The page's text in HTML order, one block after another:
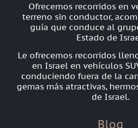
Ofrecemos recorridos en
terreno sin conductor,
guía que conduce al
Estado de
Le ofrecemos recorridos
en Israel en vehículos
conduciendo fuera de la
gemas más atractivas,
de Israel.
Blog